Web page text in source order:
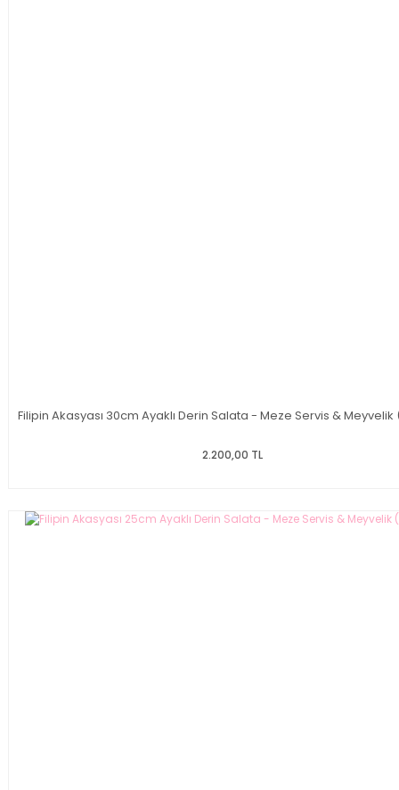
Filipin Akasyası 30cm Ayaklı Derin Salata - Meze Servis & Meyvelik
2.200,00 TL